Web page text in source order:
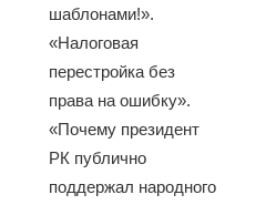
шаблонами!».
«Налоговая
перестройка без
права на ошибку».
«Почему президент
РК публично
поддержал народного